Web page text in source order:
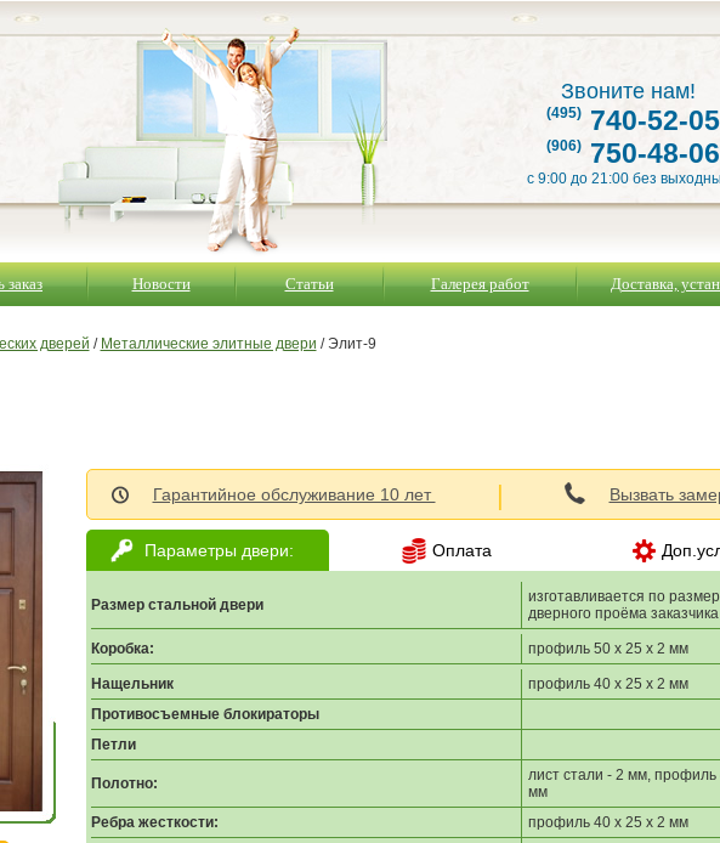
Звоните нам!
(495) 740-52-05
(906) 750-48-06
с 9:00 до 21:00 без
заказ Новости Статьи Галерея работ Доставка,
дверей / Металлические элитные двери / Элит-9
Гарантийное обслуживание 10 лет | Вызвать
Параметры двери: Оплата
Размер стальной двери
изготавливается по
дверного проёма заказчика
Коробка: профиль 50 х 25 х 2 мм
Нащельник
профиль 40 х 25 х 2 мм
Противосъемные блокираторы
Петли
Полотно:
лист стали - 2 мм, профиль
мм
Ребра жесткости:
профиль 40 х 25 х 2 мм